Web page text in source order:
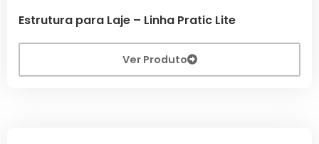
Estrutura para Laje – Linha Pratic Lite
Ver Produto